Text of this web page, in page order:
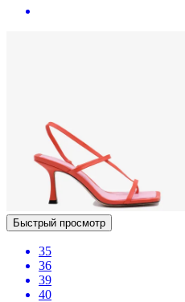
Быстрый просмотр
35
36
39
40